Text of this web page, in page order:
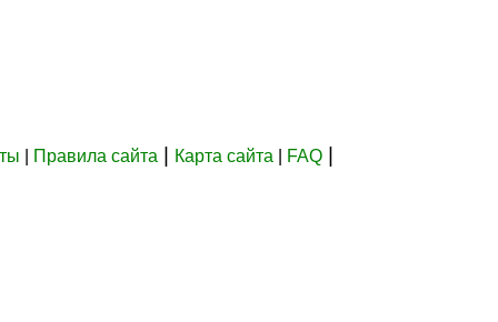
Правила сайта| Карта сайта FAQ|